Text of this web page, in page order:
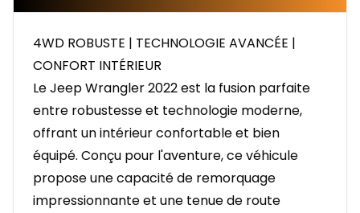
4WD ROBUSTE | TECHNOLOGIE AVANCÉE |
CONFORT INTÉRIEUR
Le Jeep Wrangler 2022 est la fusion parfaite
entre robustesse et technologie moderne,
offrant un intérieur confortable et bien
équipé. Conçu pour l'aventure, ce véhicule
propose une capacité de remorquage
impressionnante et une tenue de route